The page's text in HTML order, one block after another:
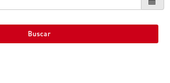
Buscar